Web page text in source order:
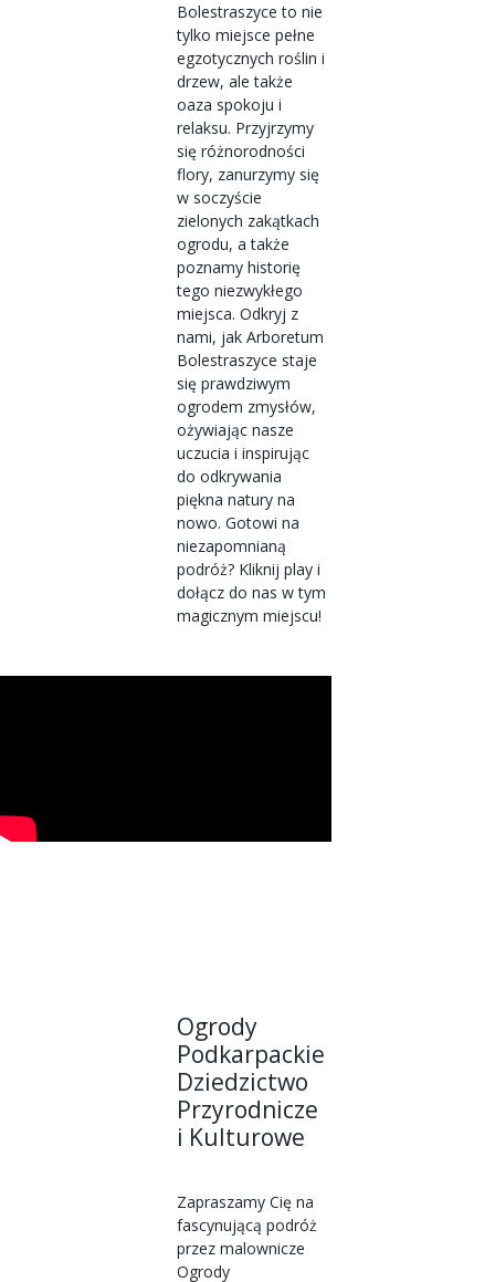
Bolestraszyce to nie
tylko miejsce pełne
egzotycznych roślin i
drzew, ale także
oaza spokoju i
relaksu. Przyjrzymy
się różnorodności
flory, zanurzymy się
w soczyście
zielonych zakątkach
ogrodu, a także
poznamy historię
tego niezwykłego
miejsca. Odkryj z
nami, jak Arboretum
Bolestraszyce staje
się prawdziwym
ogrodem zmysłów,
ożywiając nasze
uczucia i inspirując
do odkrywania
piękna natury na
nowo. Gotowi na
niezapomnianą
podróż? Kliknij play i
dołącz do nas w tym
magicznym miejscu!
Ogrody
Podkarpackie
Dziedzictwo
Przyrodnicze
i Kulturowe
Zapraszamy Cię na
fascynującą podróż
przez malownicze
Ogrody